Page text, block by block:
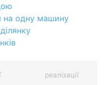
на одну машину
реалізації